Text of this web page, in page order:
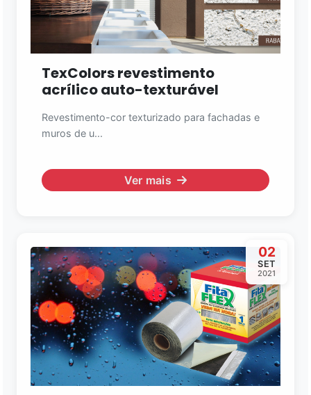
TexColors revestimento
acrílico auto-texturável
Revestimento-cor texturizado para fachadas e
muros de u...
Ver mais
02
SET
2021